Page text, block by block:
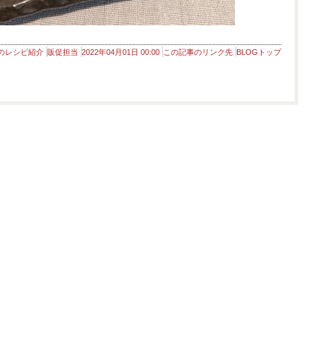
レシピ紹介 販促担当 2022年04月01日 00:00 この記事のリンク先 BLOGトップ